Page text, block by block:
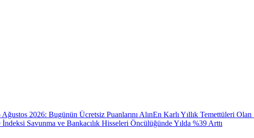
2026: Bugünün Ücretsiz Puanlarını AlınEn Karlı Yıllık Temettüleri
Savunma ve Bankacılık Hisseleri Öncülüğünde Yılda %39 Arttı